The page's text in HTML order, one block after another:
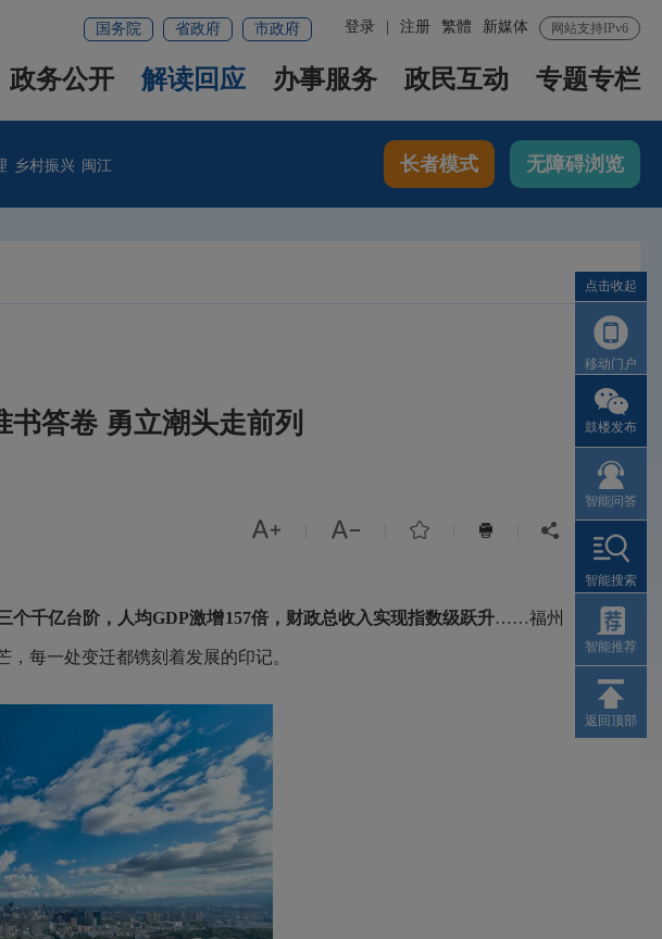
网站支持IPv6
新媒体
繁體
登录 注册
国务院 省政府 市政府
政务公开 解读回应 办事服务 政民互动 专题专栏
乡村振兴 闽江 长者模式 无障碍浏览
答卷 勇立潮头走前列
    
个千亿台阶，人均GDP激增157倍，财政总收入实现指数级跃升……福州
，每一处变迁都镌刻着发展的印记。
点击收起
移动门户
鼓楼发布
智能问答
智能搜索
智能推荐
返回顶部